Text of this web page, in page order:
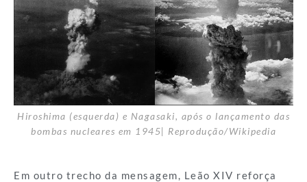
Hiroshima (esquerda) e Nagasaki, após o lançamento das
bombas nucleares em 1945| Reprodução/Wikipedia
Em outro trecho da mensagem, Leão XIV reforça